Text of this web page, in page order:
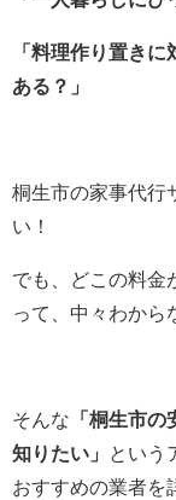
「料理作り置き
ある？」
桐生市の家事代行
い！
でも、どこの料金
って、中々わから
そんな 「桐生市
知りたい」
という
おすすめの業者を